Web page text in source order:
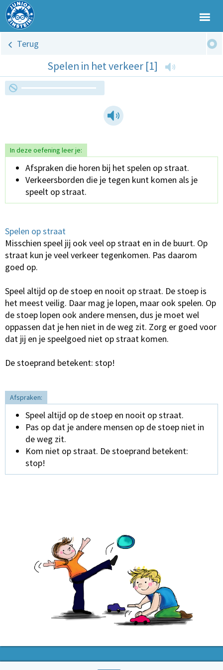
Terug
Spelen in het verkeer [1]
In deze oefening leer je:
Afspraken die horen bij het spelen op straat.
Verkeersborden die je tegen kunt komen als je
speelt op straat.
Spelen op straat
Misschien speel jij ook veel op straat en in de buurt. Op
straat kun je veel verkeer tegenkomen. Pas daarom
goed op.
Speel altijd op de stoep en nooit op straat. De stoep is
het meest veilig. Daar mag je lopen, maar ook spelen. Op
de stoep lopen ook andere mensen, dus je moet wel
oppassen dat je hen niet in de weg zit. Zorg er goed voor
dat jij en je speelgoed niet op straat komen.
De stoeprand betekent: stop!
Afspraken:
Speel altijd op de stoep en nooit op straat.
Pas op dat je andere mensen op de stoep niet in
de weg zit.
Kom niet op straat. De stoeprand betekent:
stop!